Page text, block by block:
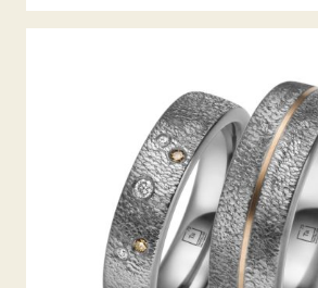
TANTAL